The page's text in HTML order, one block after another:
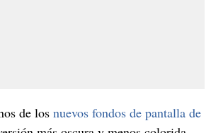
de los nuevos fondos de pantalla de